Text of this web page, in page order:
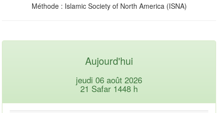
Méthode : Islamic Society of North America (ISNA)
Aujourd'hui
jeudi 06 août 2026
21 Safar 1448 h